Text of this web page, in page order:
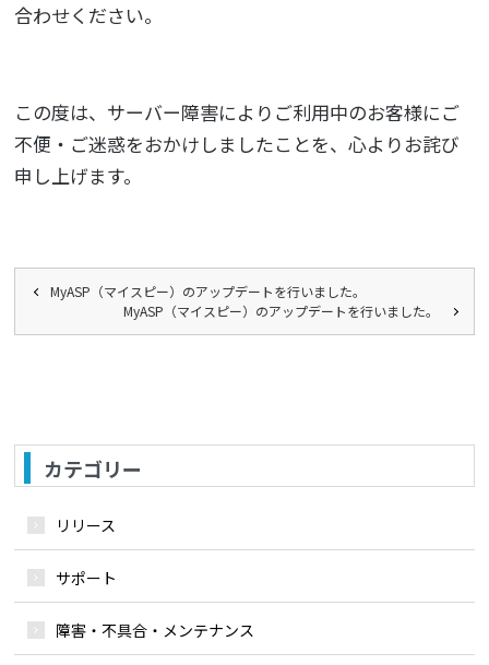
合わせください。
この度は、サーバー障害によりご利用中のお客様にご
不便・ご迷惑をおかけしましたことを、心よりお詫び
申し上げます。
MyASP（マイスピー）のアップデートを行いました。
MyASP（マイスピー）のアップデートを行いました。
カテゴリー
リリース
サポート
障害・不具合・メンテナンス